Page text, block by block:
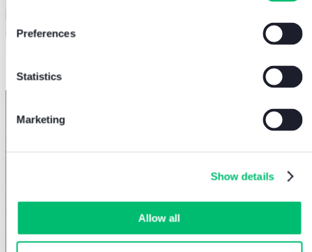
Preferences
Statistics
Marketing
Show details
Allow all
Design Center